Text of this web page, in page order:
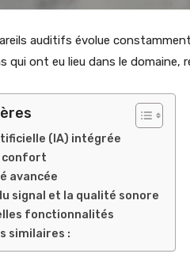
auditifs évolue
qui ont eu lieu dans le
(IA) intégrée
confort
avancée
signal et la qualité sonore
fonctionnalités
similaires :